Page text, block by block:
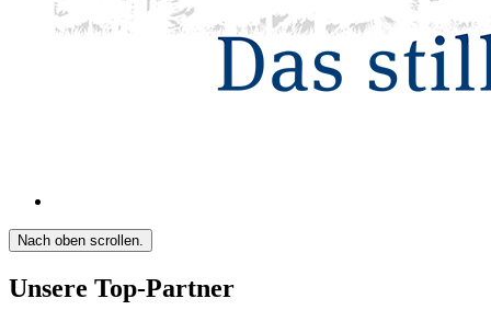
Nach oben scrollen.
Unsere Top-Partner